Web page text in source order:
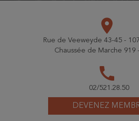
DEVENEZ
place
Rue de Veeweyde 43-45 -
Chaussée de Marche 919
call
02/521.28.50